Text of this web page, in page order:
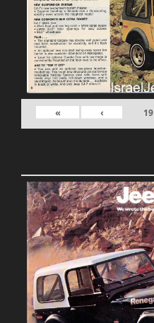
19
›
»